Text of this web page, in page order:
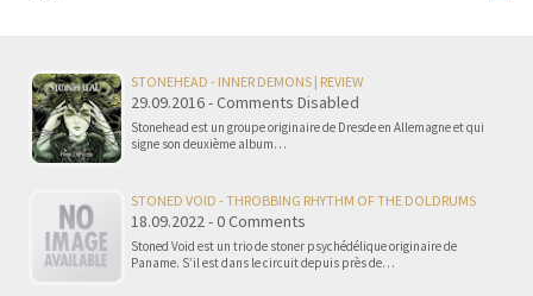
STONEHEAD - INNER DEMONS | REVIEW
29.09.2016 - Comments Disabled
Stonehead est un groupe originaire de Dresde en Allemagne et qui
signe son deuxième album…
STONED VOID - THROBBING RHYTHM OF THE DOLDRUMS
18.09.2022 - 0 Comments
Stoned Void est un trio de stoner psychédélique originaire de
Paname. S’il est dans le circuit depuis près de…